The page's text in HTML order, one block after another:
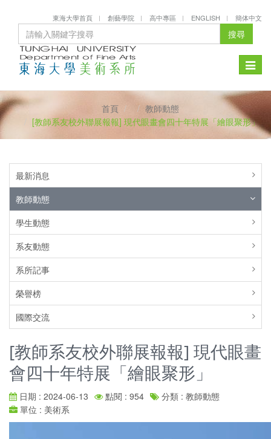
東海大學首頁 創藝學院 高中專區 ENGLISH 簡体中文
搜尋
Toggle
首頁
教師動態
[教師系友校外聯展報報] 現代眼畫會四十年特展「繪眼聚形」
最新消息
教師動態
學生動態
系友動態
系所記事
榮譽榜
國際交流
[教師系友校外聯展報報] 現代眼畫
會四十年特展「繪眼聚形」
日期 : 2024-06-13 點閱 : 954
分類 : 教師動態
單位 : 美術系